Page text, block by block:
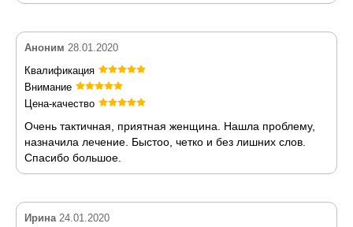
Аноним 28.01.2020
Квалификация
Внимание
Цена-качество
Очень тактичная, приятная женщина. Нашла проблему,
назначила лечение. Быстоо, четко и без лишних слов.
Спасибо большое.
Ирина 24.01.2020